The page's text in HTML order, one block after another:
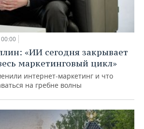
«ИИ сегодня закрывает
маркетинговый цикл»
интернет-маркетинг и что
на гребне волны